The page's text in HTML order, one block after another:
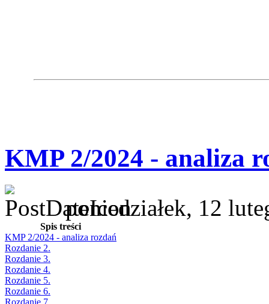
KMP 2/2024 - analiza
poniedziałek, 12
Spis treści
KMP 2/2024 - analiza rozdań
Rozdanie 2.
Rozdanie 3.
Rozdanie 4.
Rozdanie 5.
Rozdanie 6.
Rozdanie 7.